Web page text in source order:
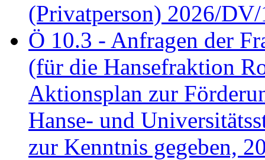
(Privatperson) 2026/DV/
Ö 10.3 - Anfragen der
(für die Hansefraktion
Aktionsplan zur
Hanse- und
zur Kenntnis gegeben,